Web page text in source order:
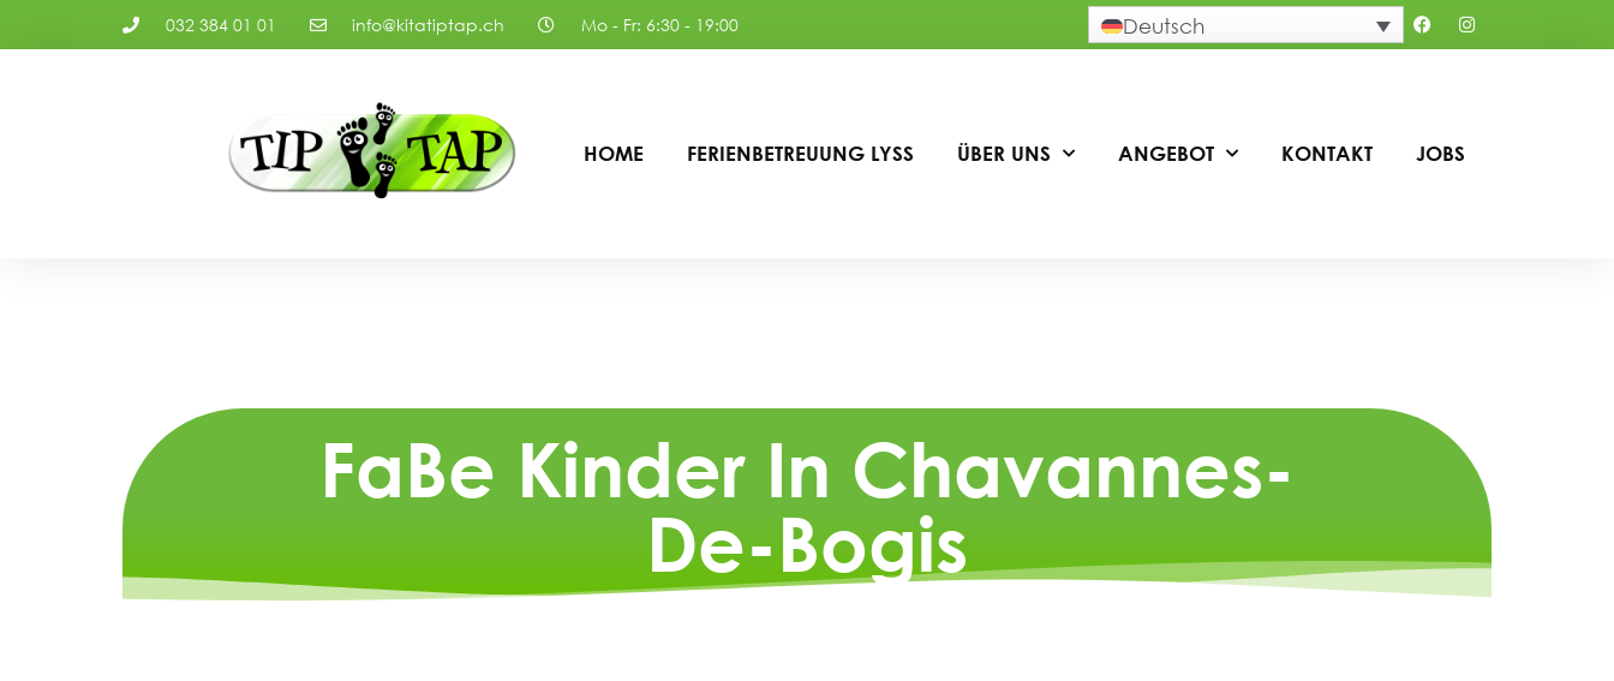
032 384 01 01 info@kitatiptap.ch Mo - Fr: 6:30 - 19:00 Deutsch
HOME FERIENBETREUUNG LYSS ÜBER UNS ANGEBOT KONTAKT JOBS
FaBe Kinder In Chavannes-
De-Bogis